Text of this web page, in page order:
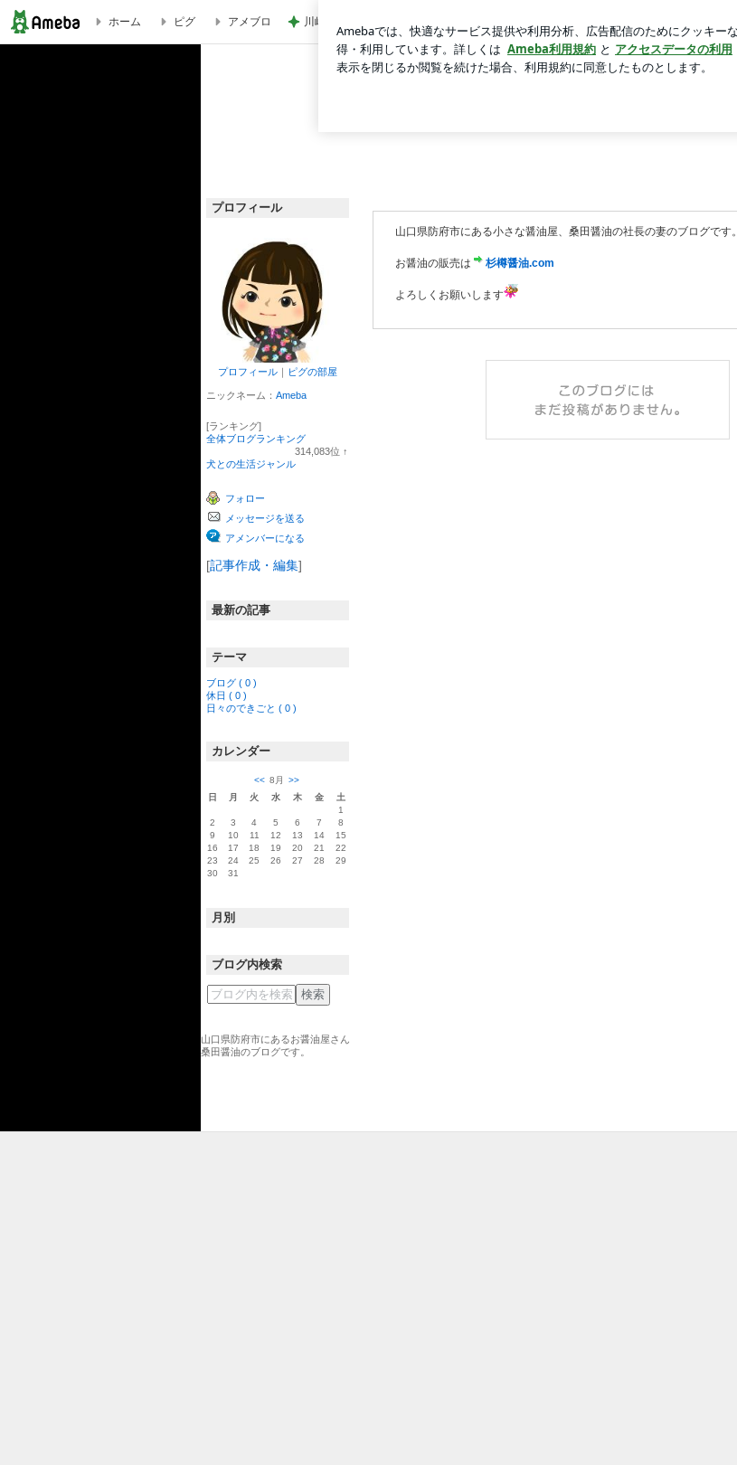
ホーム ピグ アメブロ 川崎希 葉山で義父らとランチ
プロフィール
プロフィール ｜ ピグの部屋
ニックネーム： Ameba
[ランキング]
全体ブログランキング
314,083位 ↑
犬との生活ジャンル
フォロー
メッセージを送る
アメンバーになる
[記事作成・編集]
最新の記事
テーマ
ブログ ( 0 )
休日 ( 0 )
日々のできごと ( 0 )
カレンダー
<< 8月
>>
日
月 火 水 木 金
土
1
2
3 4 5 6 7
8
9
10 11 12 13 14
15
16
17 18 19 20 21
22
23
24 25 26 27 28
29
30
31
月別
ブログ内検索
山口県防府市にあるお醤油屋さん
桑田醤油のブログです。
山口県防府市にある小さな醤油屋、桑田醤油の社長の妻のブログです。
お醤油の販売は 杉樽醤油.com
よろしくお願いします